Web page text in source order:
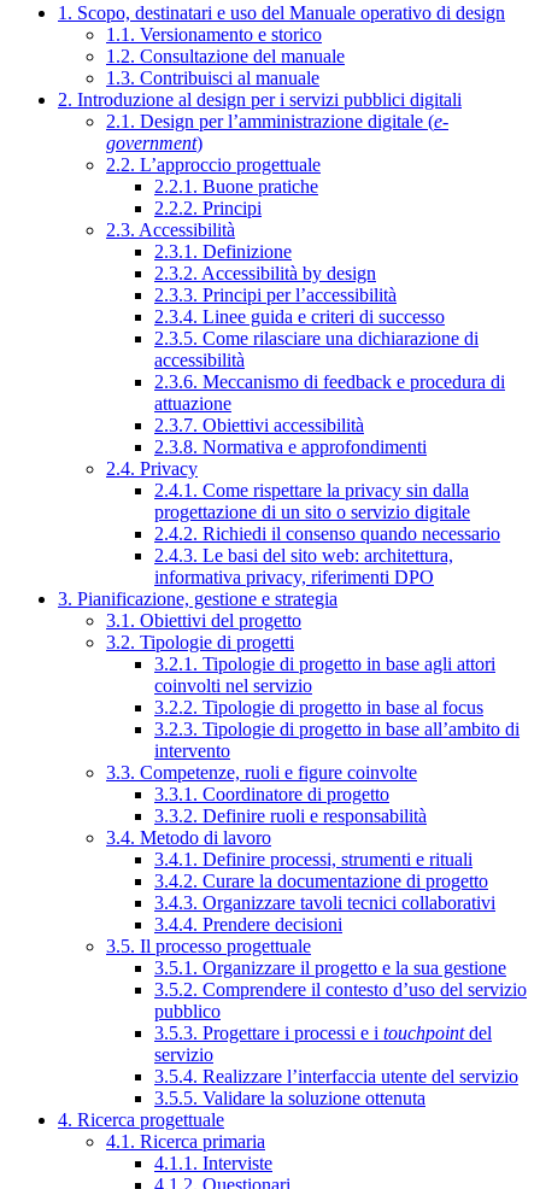
1. Scopo, destinatari e uso del Manuale operativo di design
1.1. Versionamento e storico
1.2. Consultazione del manuale
1.3. Contribuisci al manuale
2. Introduzione al design per i servizi pubblici digitali
2.1. Design per l’amministrazione digitale (e-
government)
2.2. L’approccio progettuale
2.2.1. Buone pratiche
2.2.2. Principi
2.3. Accessibilità
2.3.1. Definizione
2.3.2. Accessibilità by design
2.3.3. Principi per l’accessibilità
2.3.4. Linee guida e criteri di successo
2.3.5. Come rilasciare una dichiarazione di
accessibilità
2.3.6. Meccanismo di feedback e procedura di
attuazione
2.3.7. Obiettivi accessibilità
2.3.8. Normativa e approfondimenti
2.4. Privacy
2.4.1. Come rispettare la privacy sin dalla
progettazione di un sito o servizio digitale
2.4.2. Richiedi il consenso quando necessario
2.4.3. Le basi del sito web: architettura,
informativa privacy, riferimenti DPO
3. Pianificazione, gestione e strategia
3.1. Obiettivi del progetto
3.2. Tipologie di progetti
3.2.1. Tipologie di progetto in base agli attori
coinvolti nel servizio
3.2.2. Tipologie di progetto in base al focus
3.2.3. Tipologie di progetto in base all’ambito di
intervento
3.3. Competenze, ruoli e figure coinvolte
3.3.1. Coordinatore di progetto
3.3.2. Definire ruoli e responsabilità
3.4. Metodo di lavoro
3.4.1. Definire processi, strumenti e rituali
3.4.2. Curare la documentazione di progetto
3.4.3. Organizzare tavoli tecnici collaborativi
3.4.4. Prendere decisioni
3.5. Il processo progettuale
3.5.1. Organizzare il progetto e la sua gestione
3.5.2. Comprendere il contesto d’uso del servizio
pubblico
3.5.3. Progettare i processi e i touchpointdel
servizio
3.5.4. Realizzare l’interfaccia utente del servizio
3.5.5. Validare la soluzione ottenuta
4. Ricerca progettuale
4.1. Ricerca primaria
4.1.1. Interviste
4.1.2. Questionari